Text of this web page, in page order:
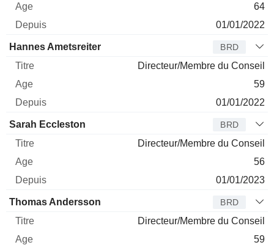
64
01/01/2022
Hannes Ametsreiter BRD
Directeur/Membre du Conseil
59
01/01/2022
Sarah Eccleston BRD
Directeur/Membre du Conseil
56
01/01/2023
Thomas Andersson BRD
Directeur/Membre du Conseil
59